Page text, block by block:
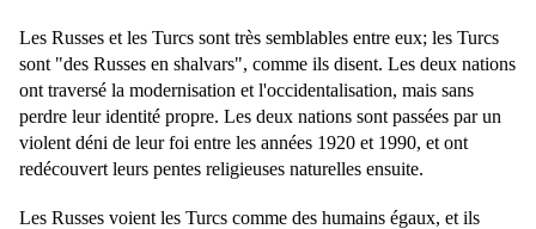
Les Russes et les Turcs sont très semblables entre eux; les Turcs
sont "des Russes en shalvars", comme ils disent. Les deux nations
ont traversé la modernisation et l'occidentalisation, mais sans
perdre leur identité propre. Les deux nations sont passées par un
violent déni de leur foi entre les années 1920 et 1990, et ont
redécouvert leurs pentes religieuses naturelles ensuite.
Les Russes voient les Turcs comme des humains égaux, et ils